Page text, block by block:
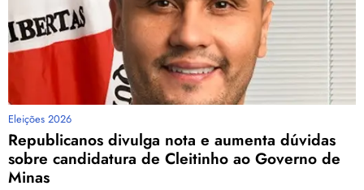
Eleições 2026
Republicanos divulga nota e aumenta dúvidas
sobre candidatura de Cleitinho ao Governo de
Minas